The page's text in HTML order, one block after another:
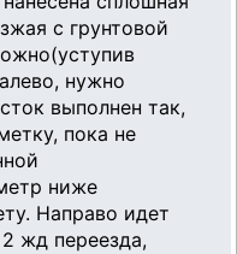
с грунтовой
нужно
выполнен так,
пока не
ниже
Направо идет
жд переезда,